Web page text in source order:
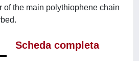
of the main polythiophene chain
Scheda completa